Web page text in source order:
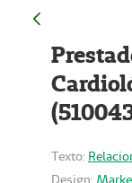
Texto:
Design: